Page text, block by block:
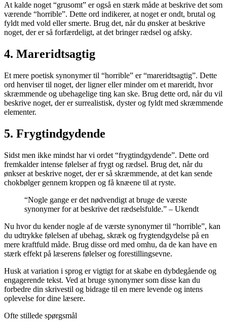
At kalde noget “grusomt” er også en stærk måde at beskrive det som
værende “horrible”. Dette ord indikerer, at noget er ondt, brutal og
fyldt med vold eller smerte. Brug det, når du ønsker at beskrive
noget, der er så forfærdeligt, at det bringer rædsel og afsky.
4. Mareridtsagtig
Et mere poetisk synonymer til “horrible” er “mareridtsagtig”. Dette
ord henviser til noget, der ligner eller minder om et mareridt, hvor
skræmmende og ubehagelige ting kan ske. Brug dette ord, når du vil
beskrive noget, der er surrealistisk, dyster og fyldt med skræmmende
elementer.
5. Frygtindgydende
Sidst men ikke mindst har vi ordet “frygtindgydende”. Dette ord
fremkalder intense følelser af frygt og rædsel. Brug det, når du
ønkser at beskrive noget, der er så skræmmende, at det kan sende
chokbølger gennem kroppen og få knæene til at ryste.
“Nogle gange er det nødvendigt at bruge de værste
synonymer for at beskrive det rædselsfulde.” – Ukendt
Nu hvor du kender nogle af de værste synonymer til “horrible”, kan
du udtrykke følelsen af ubehag, skræk og frygtendgydelse på en
mere kraftfuld måde. Brug disse ord med omhu, da de kan have en
stærk effekt på læserens følelser og forestillingsevne.
Husk at variation i sprog er vigtigt for at skabe en dybdegående og
engagerende tekst. Ved at bruge synonymer som disse kan du
forbedre din skrivestil og bidrage til en mere levende og intens
oplevelse for dine læsere.
Ofte stillede spørgsmål